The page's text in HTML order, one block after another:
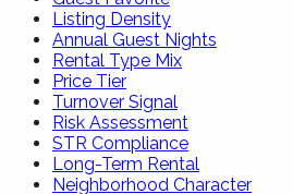
Listing Density
Annual Guest Nights
Rental Type Mix
Price Tier
Turnover Signal
Risk Assessment
STR Compliance
Long-Term Rental
Neighborhood Character